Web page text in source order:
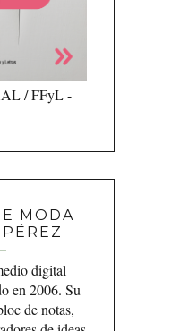
/ FFyL -
MODA
digital
en 2006. Su
de notas,